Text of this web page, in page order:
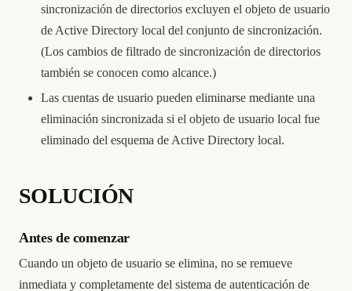
sincronización de directorios excluyen el objeto de usuario
de Active Directory local del conjunto de sincronización.
(Los cambios de filtrado de sincronización de directorios
también se conocen como alcance.)
Las cuentas de usuario pueden eliminarse mediante una
eliminación sincronizada si el objeto de usuario local fue
eliminado del esquema de Active Directory local.
SOLUCIÓN
Antes de comenzar
Cuando un objeto de usuario se elimina, no se remueve
inmediata y completamente del sistema de autenticación de